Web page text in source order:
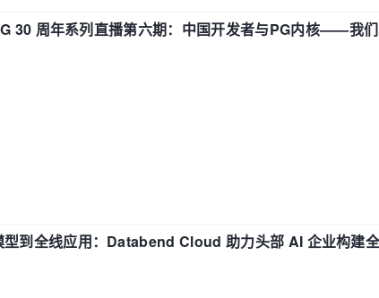
30 周年系列直播第六期：中国开发者与PG内核——我们
型到全线应用：Databend Cloud 助力头部 AI 企业构建